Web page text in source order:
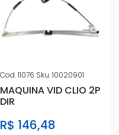
Cod.11076 Sku.10020901
MAQUINA VID CLIO 2P
DIR
R$ 146,48